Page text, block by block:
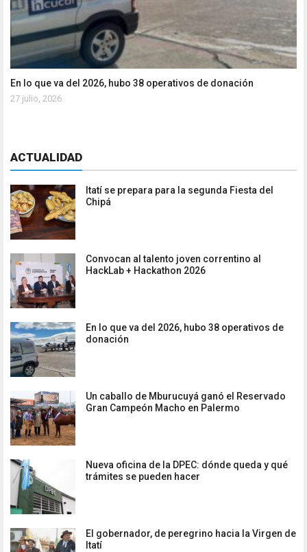
En lo que va del 2026, hubo 38 operativos de donación
27 julio, 2026
ACTUALIDAD
Itatí se prepara para la segunda Fiesta del
Chipá
Convocan al talento joven correntino al
HackLab + Hackathon 2026
En lo que va del 2026, hubo 38 operativos de
donación
Un caballo de Mburucuyá ganó el Reservado
Gran Campeón Macho en Palermo
Nueva oficina de la DPEC: dónde queda y qué
trámites se pueden hacer
El gobernador, de peregrino hacia la Virgen de
Itatí